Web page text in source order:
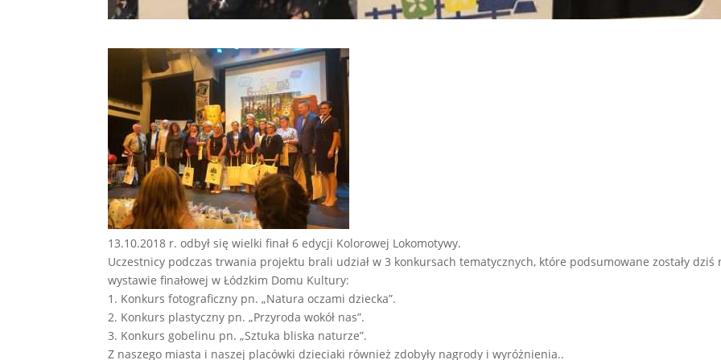
13.10.2018 r. odbył się wielki finał 6 edycji Kolorowej Lokomotywy.
Uczestnicy podczas trwania projektu brali udział w 3 konkursach tematycznych, które podsumowane zostały dziś
wystawie finałowej w Łódzkim Domu Kultury:
1. Konkurs fotograficzny pn. „Natura oczami dziecka”.
2. Konkurs plastyczny pn. „Przyroda wokół nas”.
3. Konkurs gobelinu pn. „Sztuka bliska naturze”.
Z naszego miasta i naszej placówki dzieciaki również zdobyły nagrody i wyróżnienia..